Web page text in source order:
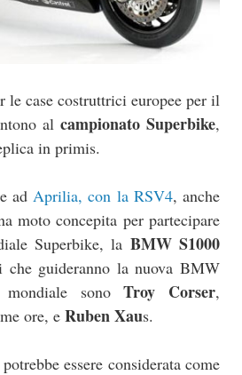
le case costruttrici europee per il
al campionato Superbike,
in primis.
adAprilia, con la RSV4, anche
moto concepita per partecipare
Superbike, la BMW S1000
guideranno la nuova BMW
sonoTroy Corser,
ore, e Ruben Xaus.
essere considerata come